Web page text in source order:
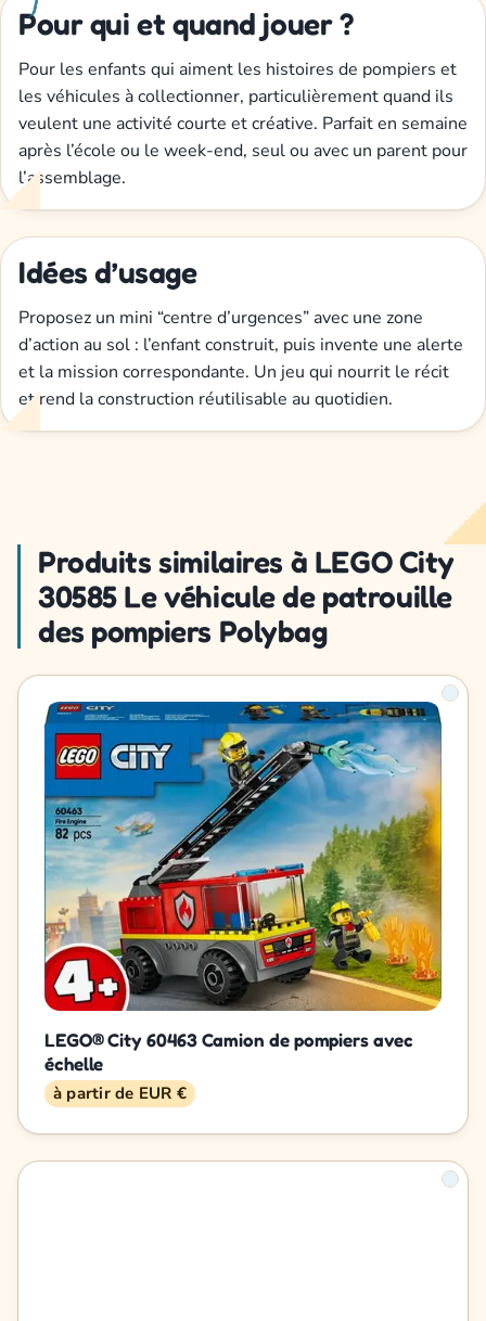
Pour qui et quand jouer ?
Pour les enfants qui aiment les histoires de pompiers et
les véhicules à collectionner, particulièrement quand ils
veulent une activité courte et créative. Parfait en semaine
après l’école ou le week-end, seul ou avec un parent pour
l’assemblage.
Idées d’usage
Proposez un mini “centre d’urgences” avec une zone
d’action au sol : l’enfant construit, puis invente une alerte
et la mission correspondante. Un jeu qui nourrit le récit
et rend la construction réutilisable au quotidien.
Produits similaires à LEGO City
30585 Le véhicule de patrouille
des pompiers Polybag
LEGO® City 60463 Camion de pompiers avec
échelle
à partir de EUR €